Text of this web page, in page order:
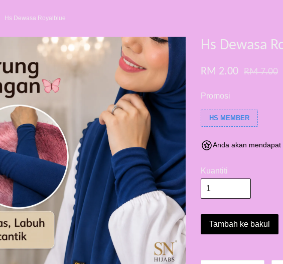
Hs Dewasa Royalblue
Hs Dewasa
RM 2.00 RM 7.00
Promosi
HS MEMBER
Anda akan
Kuantiti
Tambah ke bakul